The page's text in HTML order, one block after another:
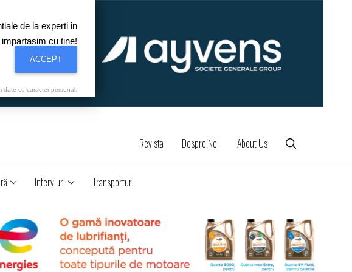
Revista Despre Noi About Us
Interviuri Transporturi
de la experti in
cu tine!
ACCEPT
date cu caracter personal.